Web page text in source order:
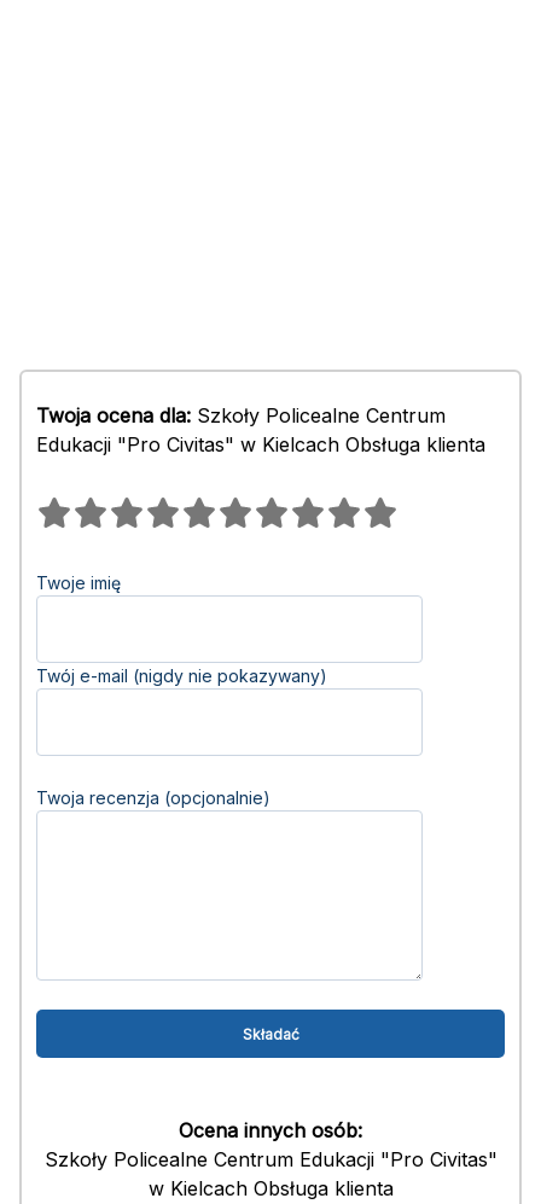
Twoja ocena dla: Szkoły Policealne Centrum
Edukacji "Pro Civitas" w Kielcach Obsługa klienta
Twoje imię
Twój e-mail (nigdy nie pokazywany)
Twoja recenzja (opcjonalnie)
Ocena innych osób:
Szkoły Policealne Centrum Edukacji "Pro Civitas"
w Kielcach Obsługa klienta